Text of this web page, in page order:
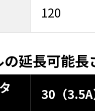
120
延長可能長
30（